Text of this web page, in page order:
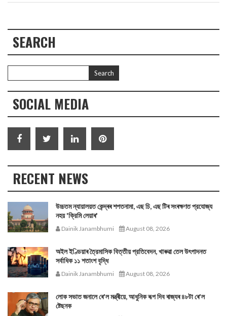
SEARCH
SOCIAL MEDIA
RECENT NEWS
উচ্চতম ন্যায়ালয়ত কেন্দ্ৰৰ শপতনামা, এছ চি, এছ টিৰ সংৰক্ষণত প্রযোজ্য
নহয় 'ক্রিমি লেয়াৰ'
Dainik Janambhumi August 08, 2026
অইল ইণ্ডিয়াৰ ত্রৈমাসিক বিত্তীয় প্রতিবেদন, খাৰুৱা তেল উৎপাদনত
সর্বাধিক ১১ শতাংশ বৃদ্ধি
Dainik Janambhumi August 08, 2026
লোক সভাত জনালে ৰে'ল মন্ত্ৰীয়ে, আধুনিক ৰূপ দিব ৰাজ্যৰ ৪৮টা ৰে'ল
ষ্টেছনক